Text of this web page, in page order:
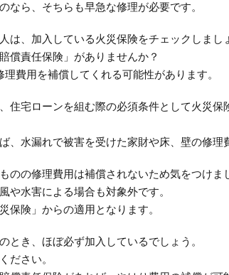
なら、そちらも早急な修理が必要です。
は、加入している火災保険をチェックしまし
償責任保険」がありませんか？
費用を補償してくれる可能性があります。
住宅ローンを組む際の必須条件として火災保
、水漏れで被害を受けた家財や床、壁の修理
のの修理費用は補償されないため気をつけま
や水害による場合も対象外です。
保険」からの適用となります。
とき、ほぼ必ず加入しているでしょう。
ださい。